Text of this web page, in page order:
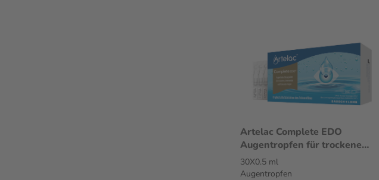
Artelac Complete EDO
Augentropfen für trockene
Augen 30X0.5 ml Augentropfen
30X0.5 ml
Augentropfen